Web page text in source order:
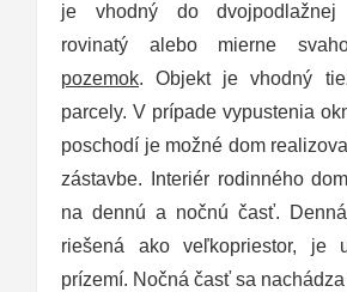
je vhodný do dvojpodlažnej
rovinatý alebo mierne
pozemok. Objekt je vhodný
parcely. V prípade vypustenia
poschodí je možné dom
zástavbe. Interiér rodinného
na dennú a nočnú časť.
riešená ako veľkopriestor, je
prízemí. Nočná časť sa